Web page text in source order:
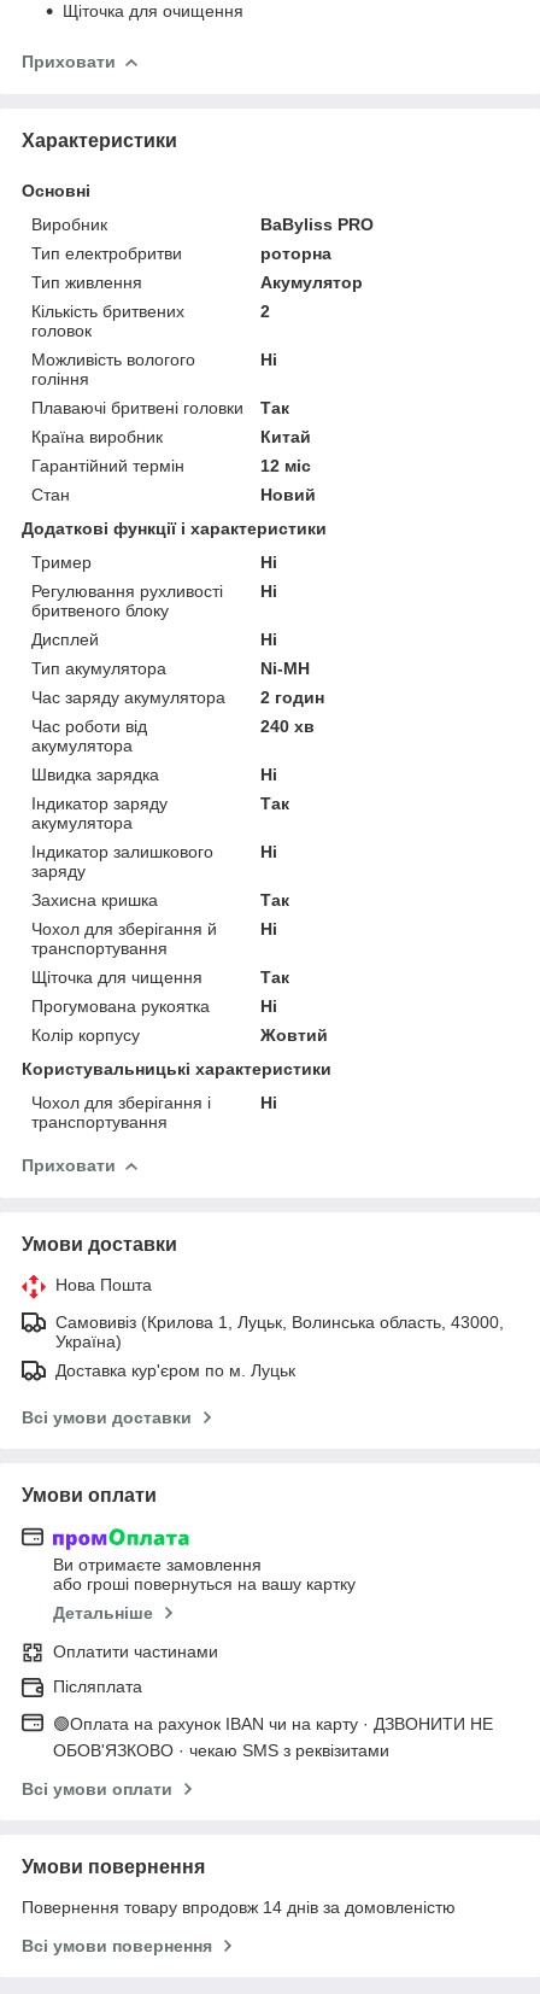
Щіточка для очищення
Приховати
Характеристики
Основні
Виробник
BaByliss PRO
Тип електробритви
роторна
Тип живлення
Акумулятор
Кількість бритвених
головок
2
Можливість вологого
гоління
Ні
Плаваючі бритвені головки
Так
Країна виробник
Китай
Гарантійний термін
12 міс
Стан
Новий
Додаткові функції і характеристики
Тример
Ні
Регулювання рухливості
бритвеного блоку
Ні
Дисплей
Ні
Тип акумулятора
Ni-MH
Час заряду акумулятора
2 годин
Час роботи від
акумулятора
240 хв
Швидка зарядка
Ні
Індикатор заряду
акумулятора
Так
Індикатор залишкового
заряду
Ні
Захисна кришка
Так
Чохол для зберігання й
транспортування
Ні
Щіточка для чищення
Так
Прогумована рукоятка
Ні
Колір корпусу
Жовтий
Користувальницькі характеристики
Чохол для зберігання і
транспортування
Ні
Приховати
Умови доставки
Нова Пошта
Самовивіз (Крилова 1, Луцьк, Волинська область, 43000,
Україна)
Доставка кур'єром по м. Луцьк
Всі умови доставки
Умови оплати
Ви отримаєте замовлення
або гроші повернуться на вашу картку
Детальніше
Оплатити частинами
Післяплата
🟢Оплата на рахунок IBAN чи на карту · ДЗВОНИТИ НЕ
ОБОВ'ЯЗКОВО · чекаю SMS з реквізитами
Всі умови оплати
Умови повернення
Повернення товару впродовж 14 днів за домовленістю
Всі умови повернення